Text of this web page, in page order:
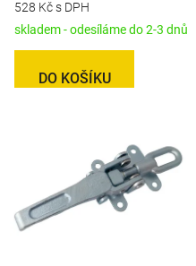
ů
528 Kč s DPH
skladem - odesíláme do 2-3 dnů
DO KOŠÍKU